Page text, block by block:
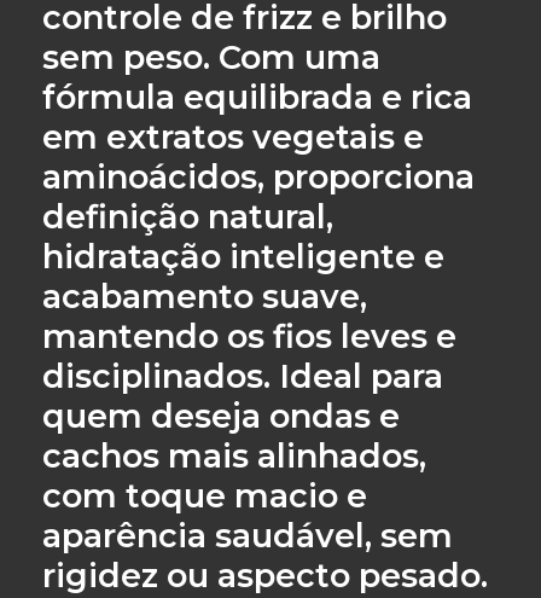
controle de frizz e brilho
sem peso. Com uma
fórmula equilibrada e rica
em extratos vegetais e
aminoácidos, proporciona
definição natural,
hidratação inteligente e
acabamento suave,
mantendo os fios leves e
disciplinados. Ideal para
quem deseja ondas e
cachos mais alinhados,
com toque macio e
aparência saudável , sem
rigidez ou aspecto pesado.